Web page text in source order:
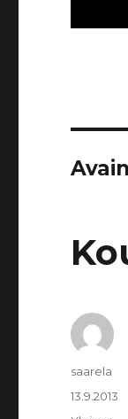
Kirjoittaja
saarela
Julkaistu
13.9.2013